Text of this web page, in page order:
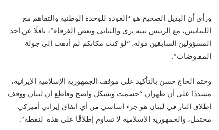
ورأى أن البديل الصحيح هو “العودة للوحدة الوطنية والتفاهم مع
اللبنانيين، مع الرئيس نبيه بري والثنائي وبعض الفرقاء”، ناقلًا عن أحد
المسؤولين السابقين قوله: “لو كنت مكانكم لم أذهب إلى جولة
المفاوضات”.
وختم الحاج حسن بالتأكيد على موقف الجمهورية الإسلامية الإيرانية،
مشددًا على أن طهران “حسمت وبشكل واضح وقاطع أن لبنان ووقف
إطلاق النار في لبنان هو جزء أساسي من أي اتفاق إيراني أميركي
محتمل، والجمهورية الإسلامية لا تساوم إطلاقًا على هذه النقطة”.